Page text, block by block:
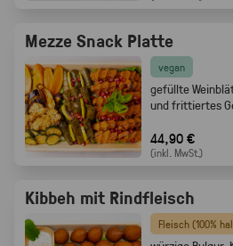
Mezze Snack Platte
vegan
gefüllte
und frittiertes
44,90 €
(inkl. MwSt.)
Kibbeh mit Rindfleisch
Fleisch (100%